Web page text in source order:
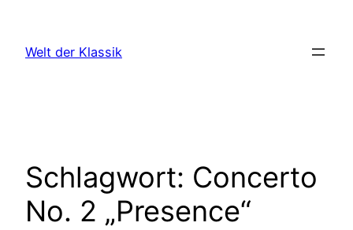
springen
Welt der Klassik
Schlagwort: Concerto
No. 2 „Presence“